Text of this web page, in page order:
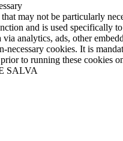
may not be particularly
and is used specifically
via analytics, ads, other
necessary cookies. It is
to running these cookies
SALVA